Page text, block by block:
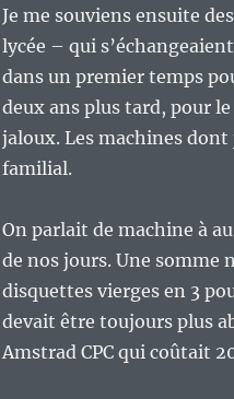
Je me souviens ensuite
lycée – qui
dans un premier temps
deux ans plus tard, pour le
jaloux. Les machines
familial.
On parlait de machine à
de nos jours. Une somme
disquettes vierges en 3
devait être toujours plus
Amstrad CPC qui coûtait